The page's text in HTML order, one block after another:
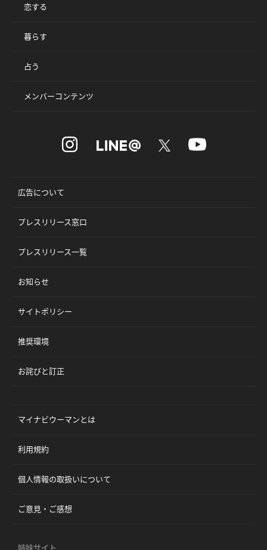
恋する
暮らす
占う
メンバーコンテンツ
広告について
プレスリリース窓口
プレスリリース一覧
お知らせ
サイトポリシー
推奨環境
お詫びと訂正
マイナビウーマンとは
利用規約
個人情報の取扱いについて
ご意見・ご感想
姉妹サイト